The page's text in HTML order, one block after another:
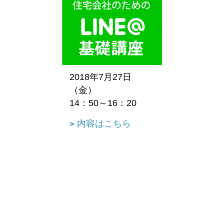
2018年7月27日
（金）
14：50～16：20
内容はこちら